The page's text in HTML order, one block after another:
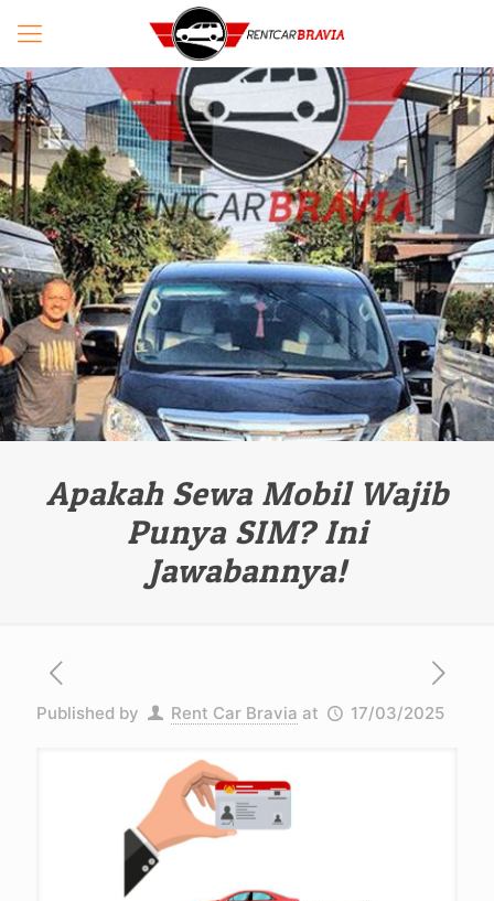
Apakah Sewa Mobil Wajib
Punya SIM? Ini
Jawabannya!
Published by Rent Car Bravia at 17/03/2025